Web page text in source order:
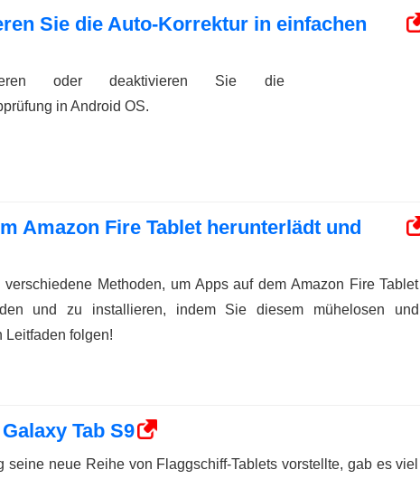
Sie die Auto-Korrektur in einfachen
oder deaktivieren Sie die
in Android OS.
Amazon Fire Tablet herunterlädt und
verschiedene Methoden, um Apps auf dem Amazon Fire Tablet
und zu installieren, indem Sie diesem mühelosen und
Leitfaden folgen!
Tab S9
seine neue Reihe von Flaggschiff-Tablets vorstellte, gab es viel